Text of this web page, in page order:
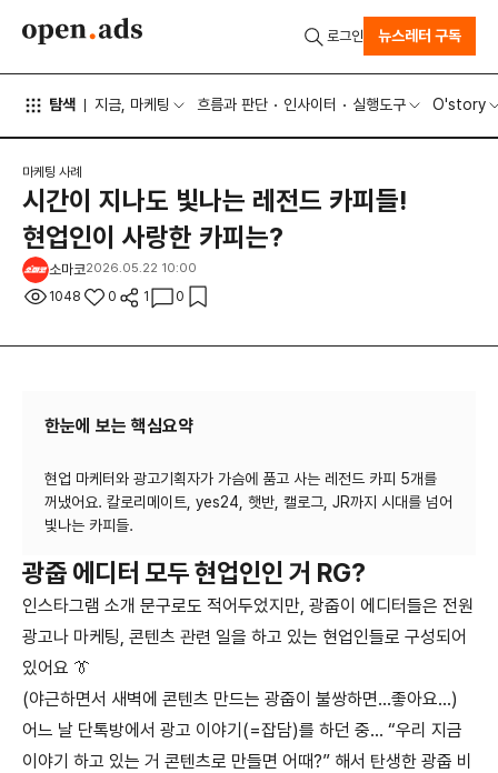
탐색 지금, 마케팅 흐름과 판단 인사이터 실행도구 O'story
로그인 뉴스레터 구독
마케팅 사례
시간이 지나도 빛나는 레전드 카피들!
현업인이 사랑한 카피는?
소마코2026.05.22 10:00
1048 0 1 0
한눈에 보는 핵심요약
현업 마케터와 광고기획자가 가슴에 품고 사는 레전드 카피 5개를
꺼냈어요. 칼로리메이트, yes24, 햇반, 캘로그, JR까지 시대를 넘어
광줍 에디터 모두 현업인인 거 RG?
인스타그램 소개 문구로도 적어두었지만, 광줍이 에디터들은 전원
광고나 마케팅, 콘텐츠 관련 일을 하고 있는 현업인들로 구성되어
있어요 👔
(야근하면서 새벽에 콘텐츠 만드는 광줍이 불쌍하면…좋아요…)
어느 날 단톡방에서 광고 이야기(=잡담)를 하던 중… “우리 지금
이야기 하고 있는 거 콘텐츠로 만들면 어때?” 해서 탄생한 광줍 비